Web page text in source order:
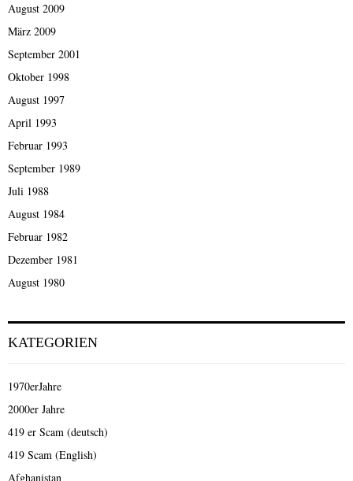
August 2009
März 2009
September 2001
Oktober 1998
August 1997
April 1993
Februar 1993
September 1989
Juli 1988
August 1984
Februar 1982
Dezember 1981
August 1980
KATEGORIEN
1970erJahre
2000er Jahre
419 er Scam (deutsch)
419 Scam (English)
Afghanistan